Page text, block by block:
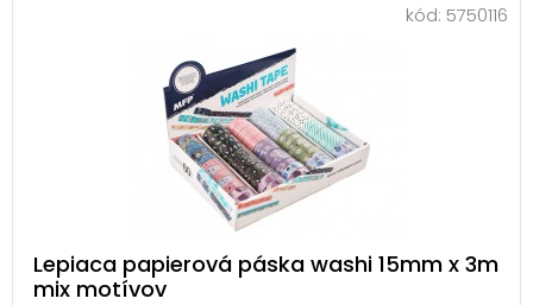
kód: 5750116
Lepiaca papierová páska washi 15mm x 3m
mix motívov